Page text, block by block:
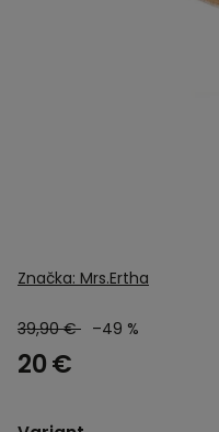
Značka: Mrs.Ertha
39,90 € –49 %
20 €